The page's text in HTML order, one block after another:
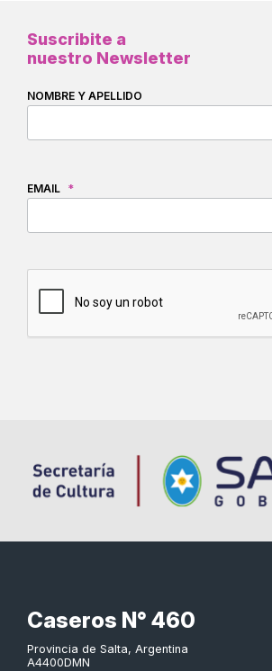
Suscribite a
nuestro Newsletter
NOMBRE Y APELLIDO
EMAIL *
CAPTCHA
Caseros N° 460
Provincia de Salta, Argentina
A4400DMN